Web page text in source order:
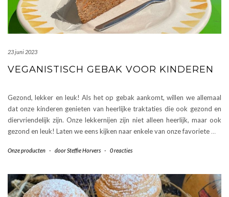
23 juni 2023
VEGANISTISCH GEBAK VOOR KINDEREN
Gezond, lekker en leuk! Als het op gebak aankomt, willen we allemaal
dat onze kinderen genieten van heerlijke traktaties die ook gezond en
diervriendelijk zijn. Onze lekkernijen zijn niet alleen heerlijk, maar ook
gezond en leuk! Laten we eens kijken naar enkele van onze favoriete …
Onze producten - doorSteffie Horvers - 0 reacties